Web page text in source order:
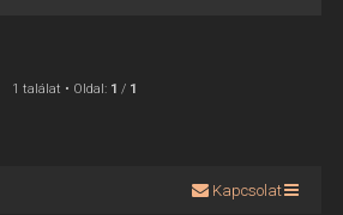
1 találat • Oldal: 1 / 1
Kapcsolat